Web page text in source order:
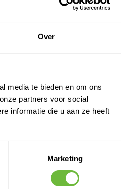
Over
media te bieden en om ons
partners voor social
informatie die u aan ze heeft
Marketing